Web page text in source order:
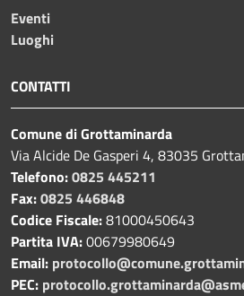
Eventi
Luoghi
CONTATTI
Comune di Grottaminarda
Via Alcide De Gasperi 4, 83035
Telefono:0825 445211
Fax:0825 446848
Codice Fiscale:81000450643
Partita IVA:00679980649
Email:
PEC: